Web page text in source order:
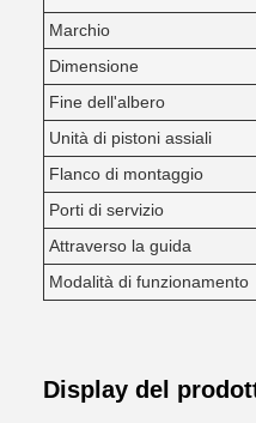
Marchio
Dimensione
Fine dell'albero
Unità di pistoni assiali
Flanco di montaggio
Porti di servizio
Attraverso la guida
Modalità di funzionamento
Display del